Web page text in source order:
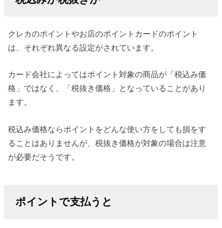
クレカのポイントやお店のポイントカードのポイント
は、それぞれ異なる設定がされています。
カード会社によってはポイント対象の商品が「税込み価
格」ではなく、「税抜き価格」となっていることがあり
ます。
税込み価格ならポイントをどんな使い方をしても損をす
ることはありませんが、税抜き価格が対象の場合は注意
が必要だそうです。
ポイントで支払うと